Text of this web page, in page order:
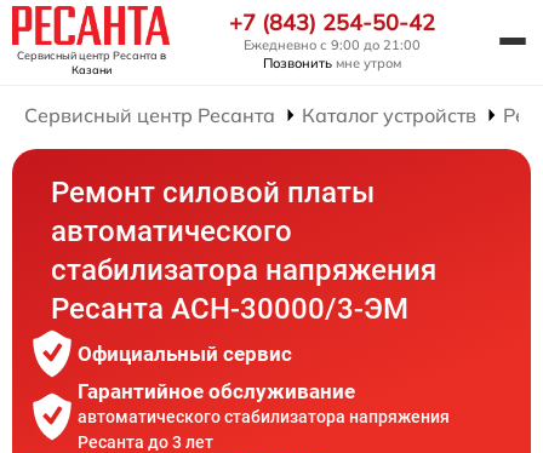
Сервисный центр Ресанта в
Казани
+7 (843) 254-50-42
Ежедневно с 9:00 до 21:00
Позвонить мне утром
Сервисный центр Ресанта Каталог устройств
Ремонт силовой платы
автоматического
стабилизатора напряжения
Ресанта АСН-30000/3-ЭМ
Официальный сервис
Гарантийное обслуживание
автоматического стабилизатора напряжения
Ресанта до 3 лет